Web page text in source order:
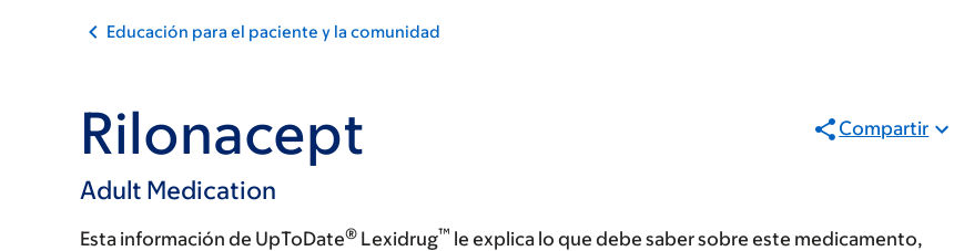
Educación para el paciente y la comunidad
Rilonacept
Adult Medication
Compartir
Esta información de UpToDate® Lexidrug™ le explica lo que debe saber sobre este medicamento,